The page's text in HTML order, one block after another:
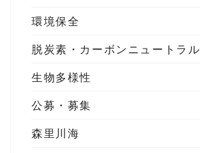
環境保全
脱炭素・カーボンニュートラル
生物多様性
公募・募集
森里川海